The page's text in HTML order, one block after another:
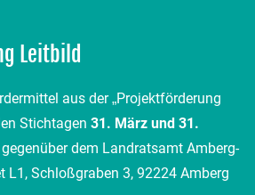
Leitbild
aus der „Projektförderung
Stichtagen 31. März und 31.
dem Landratsamt Amberg-
L1, Schloßgraben 3, 92224 Amberg